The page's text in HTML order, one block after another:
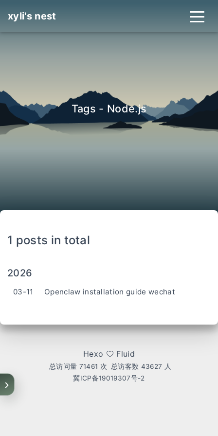
xyli's nest
Tags - Node.js
1 posts in total
2026
03-11 Openclaw installation guide wechat
Hexo Fluid
总访问量 71461 次 总访客数 43627 人
冀ICP备19019307号-2
›